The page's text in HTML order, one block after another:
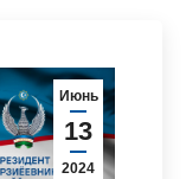
Июнь
13
2024